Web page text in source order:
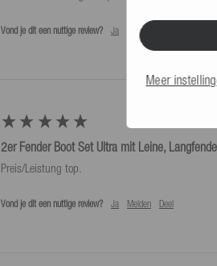
Vond je dit een nuttige review? Ja Melden
2er Fender Boot Set Ultra mit Leine,
Vond je dit een nuttige review? Ja Melden Deel
Meer